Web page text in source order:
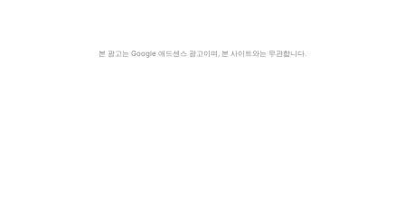
본 광고는 Google 애드센스 광고이며, 본 사이트와는 무관합니다.